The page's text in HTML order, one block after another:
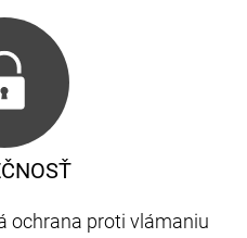
ochrana proti vlámaniu